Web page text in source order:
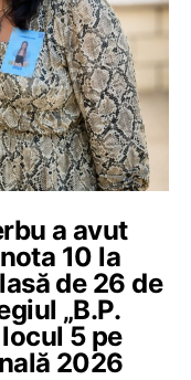
a avut
10 la
de 26 de
„B.P.
5 pe
2026